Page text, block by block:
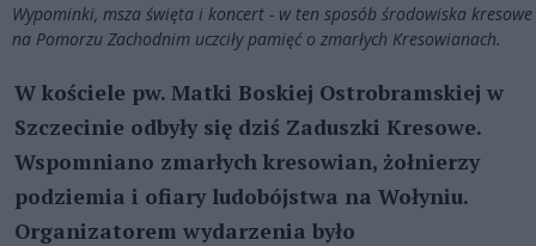
Wypominki, msza święta i koncert - w ten sposób środowiska kresowe
na Pomorzu Zachodnim uczciły pamięć o zmarłych Kresowianach.
W kościele pw. Matki Boskiej Ostrobramskiej w
Szczecinie odbyły się dziś Zaduszki Kresowe.
Wspomniano zmarłych kresowian, żołnierzy
podziemia i ofiary ludobójstwa na Wołyniu.
Organizatorem wydarzenia było